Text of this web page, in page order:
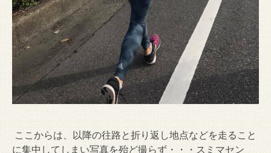
ここからは、以降の往路と折り返し地点などを走ること
に集中してしまい写真を殆ど撮らず・・・スミマセン